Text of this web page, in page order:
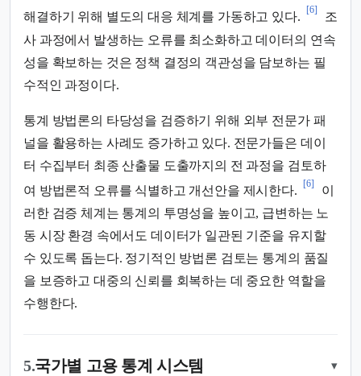
해결하기 위해 별도의 대응 체계를 가동하고 있다.
[6]
조
사 과정에서 발생하는 오류를 최소화하고 데이터의 연속
성을 확보하는 것은 정책 결정의 객관성을 담보하는 필
수적인 과정이다.
통계 방법론의 타당성을 검증하기 위해 외부 전문가 패
널을 활용하는 사례도 증가하고 있다. 전문가들은 데이
터 수집부터 최종 산출물 도출까지의 전 과정을 검토하
여 방법론적 오류를 식별하고 개선안을 제시한다.
[6]
이
러한 검증 체계는 통계의 투명성을 높이고, 급변하는 노
동 시장 환경 속에서도 데이터가 일관된 기준을 유지할
수 있도록 돕는다. 정기적인 방법론 검토는 통계의 품질
을 보증하고 대중의 신뢰를 회복하는 데 중요한 역할을
수행한다.
5.국가별 고용 통계 시스템 ▾